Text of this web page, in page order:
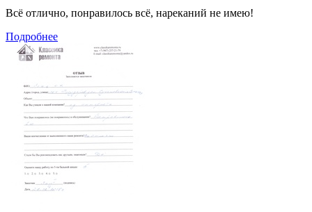
Всё отлично, понравилось всё, нареканий не имею!
Подробнее